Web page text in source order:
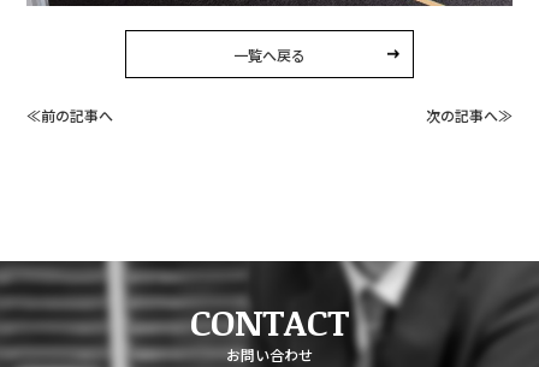
一覧へ戻る
≪前の記事へ 次の記事へ≫
CONTACT
お問い合わせ